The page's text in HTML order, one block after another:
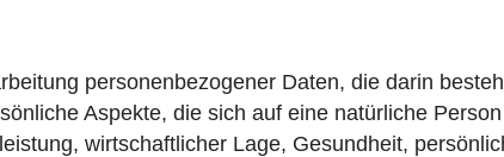
personenbezogener Daten, die darin
Aspekte, die sich auf eine natürliche
wirtschaftlicher Lage, Gesundheit,